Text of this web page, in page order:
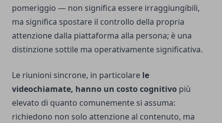
pomeriggio — non significa essere irraggiungibili,
ma significa spostare il controllo della propria
attenzione dalla piattaforma alla persona; è una
distinzione sottile ma operativamente significativa.
Le riunioni sincrone, in particolare le
videochiamate, hanno un costo cognitivo più
elevato di quanto comunemente si assuma:
richiedono non solo attenzione al contenuto, ma